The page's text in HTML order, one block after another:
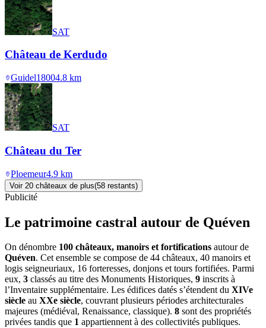
SAT
Château de Kerdudo
Guidel18004.8 km
SAT
Château du Ter
Ploemeur4.9 km
Voir 20 châteaux de plus(58 restants)
Publicité
Le patrimoine castral autour de Quéven
On dénombre 100 châteaux, manoirs et fortifications autour de
Quéven. Cet ensemble se compose de 44 châteaux, 40 manoirs et
logis seigneuriaux, 16 forteresses, donjons et tours fortifiées. Parmi
eux, 3 classés au titre des Monuments Historiques, 9 inscrits à
l’Inventaire supplémentaire. Les édifices datés s’étendent du XIVe
siècle au XXe siècle, couvrant plusieurs périodes architecturales
majeures (médiéval, Renaissance, classique). 8 sont des propriétés
privées tandis que 1 appartiennent à des collectivités publiques.